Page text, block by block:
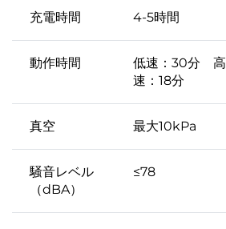
充電時間 4-5時間
動作時間
低速：30分 高
速：18分
真空 最大10kPa
騒音レベル
（dBA）
≤78